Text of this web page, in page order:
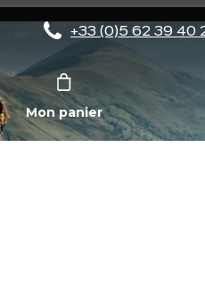
+33 (0)5 62 39 40
Mon panier